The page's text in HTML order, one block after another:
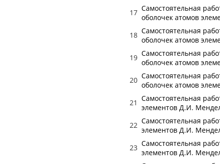
17 Самостоятельная
оболочек атомов
18 Самостоятельная
оболочек атомов
19 Самостоятельная
оболочек атомов
20 Самостоятельная
оболочек атомов
21 Самостоятельная
элементов Д.И.
22 Самостоятельная
элементов Д.И.
23 Самостоятельная
элементов Д.И.